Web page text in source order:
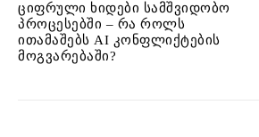
ციფრული ხიდები სამშვიდობო
პროცესებში – რა როლს
ითამაშებს AI კონფლიქტების
მოგვარებაში?